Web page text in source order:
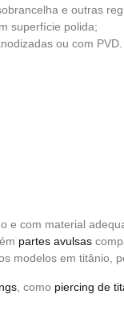
e outras
superfície polida;
ou com PVD.
e com material
partes avulsas
modelos em titânio,
, como piercing de